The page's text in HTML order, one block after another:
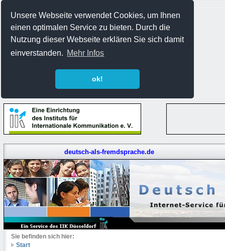
Unsere Webseite verwendet Cookies, um Ihnen
einen optimalen Service zu bieten. Durch die
Nutzung dieser Webseite erklären Sie sich damit
einverstanden. Mehr Infos
ok!
deutsch-als-fremdsprache.de
Sie befinden sich hier:
Start